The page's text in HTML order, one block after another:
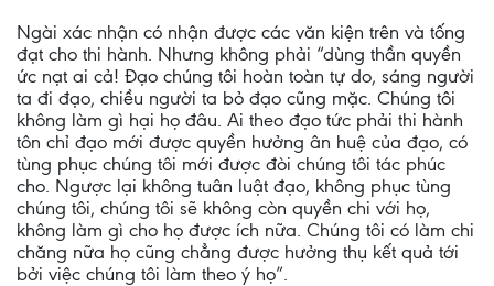
Ngài xác nhận có nhận được các văn kiện trên và tống
đạt cho thi hành. Nhưng không phải “dùng thần quyền
ức nạt ai cả! Đạo chúng tôi hoàn toàn tự do, sáng người
ta đi đạo, chiều người ta bỏ đạo cũng mặc. Chúng tôi
không làm gì hại họ đâu. Ai theo đạo tức phải thi hành
tôn chỉ đạo mới được quyền hưởng ân huệ của đạo, có
tùng phục chúng tôi mới được đòi chúng tôi tác phúc
cho. Ngược lại không tuân luật đạo, không phục tùng
chúng tôi, chúng tôi sẽ không còn quyền chi với họ,
không làm gì cho họ được ích nữa. Chúng tôi có làm chi
chăng nữa họ cũng chẳng được hưởng thụ kết quả tới
bởi việc chúng tôi làm theo ý họ”.